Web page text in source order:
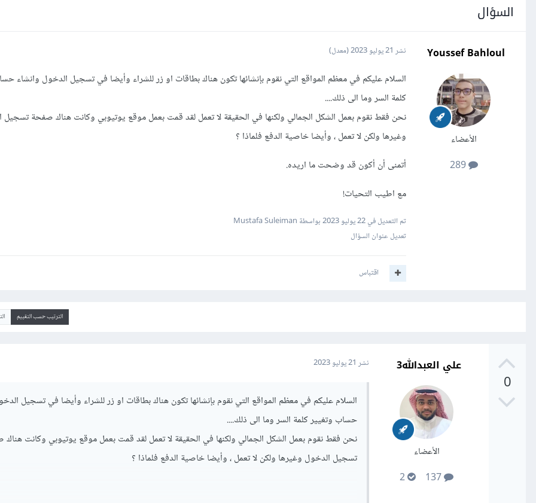
السؤال
Youssef Bahloul
الأعضاء
289
نشر 21 يوليو 2023 (معدل)
السلام عليكم في معظم المواقع التي نقوم بإنشائها تكون هناك بطاقات او زر للشراء وأيضا في تسجيل الدخول وانشاء
كلمة السر وما الى ذلك....
نحن فقط نقوم بعمل الشكل الجمالي ولكنها في الحقيقة لا تعمل لقد قمت بعمل موقع يوتيوبي وكانت هناك صفحة تسجيل
وغيرها ولكن لا تعمل ، وأيضا خاصية الدفع فلماذا ؟
أتمنى أن أكون قد وضحت ما اريده.
مع اطيب التحيات!
تم التعديل في22 يوليو 2023
بواسطة Mustafa Suleiman
تعديل عنوان السؤال
اقتباس
الترتيب حسب التقييم
0
علي العبدالله3
الأعضاء
نشر 21 يوليو 2023
السلام عليكم في معظم المواقع التي نقوم بإنشائها تكون هناك بطاقات او زر للشراء وأيضا في تسجيل
حساب وتغيير كلمة السر وما الى ذلك....
نحن فقط نقوم بعمل الشكل الجمالي ولكنها في الحقيقة لا تعمل لقد قمت بعمل موقع يوتيوبي وكانت
تسجيل الدخول وغيرها ولكن لا تعمل ، وأيضا خاصية الدفع فلماذا ؟